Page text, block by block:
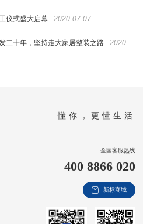
仪式盛大启幕 2020-07-07
二十年，坚持走大家居整装之路
2020-
懂你，更懂生活
全国客服热线
400 8866 020
新标商城